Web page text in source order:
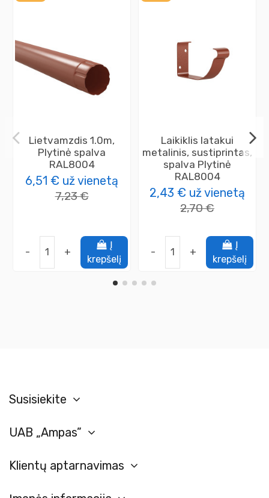
Lietvamzdis 1.0m,
Plytinė spalva
RAL8004
6,51 € už vienetą
7,23 €
- +
Į
krepšelį
Laikiklis latakui
metalinis, sustiprintas,
spalva Plytinė
RAL8004
2,43 € už vienetą
2,70 €
- +
Į
krepšelį
Susisiekite
UAB „Ampas”
Klientų aptarnavimas